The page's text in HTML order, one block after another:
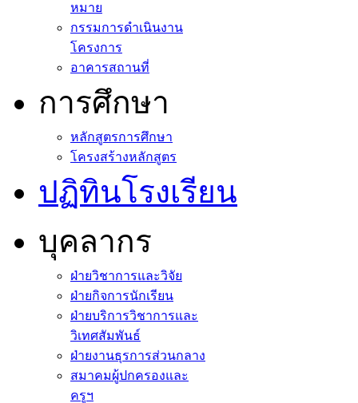
หมาย
กรรมการดำเนินงาน
โครงการ
อาคารสถานที่
การศึกษา
หลักสูตรการศึกษา
โครงสร้างหลักสูตร
ปฏิทินโรงเรียน
บุคลากร
ฝ่ายวิชาการและวิจัย
ฝ่ายกิจการนักเรียน
ฝ่ายบริการวิชาการและ
วิเทศสัมพันธ์
ฝ่ายงานธุรการส่วนกลาง
สมาคมผู้ปกครองและ
ครูฯ